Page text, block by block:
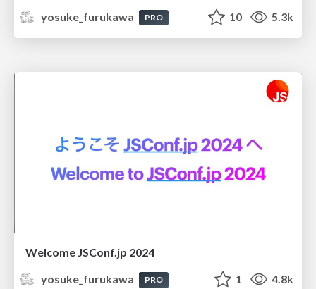
yosuke_furukawa
PRO 10 5.3k
Welcome JSConf.jp 2024
yosuke_furukawa
PRO 1 4.8k